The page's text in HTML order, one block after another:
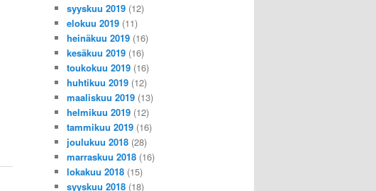
syyskuu 2019 (12)
elokuu 2019 (11)
heinäkuu 2019 (16)
kesäkuu 2019 (16)
toukokuu 2019 (16)
huhtikuu 2019 (12)
maaliskuu 2019 (13)
helmikuu 2019 (12)
tammikuu 2019 (16)
joulukuu 2018 (28)
marraskuu 2018 (16)
lokakuu 2018 (15)
syyskuu 2018 (18)